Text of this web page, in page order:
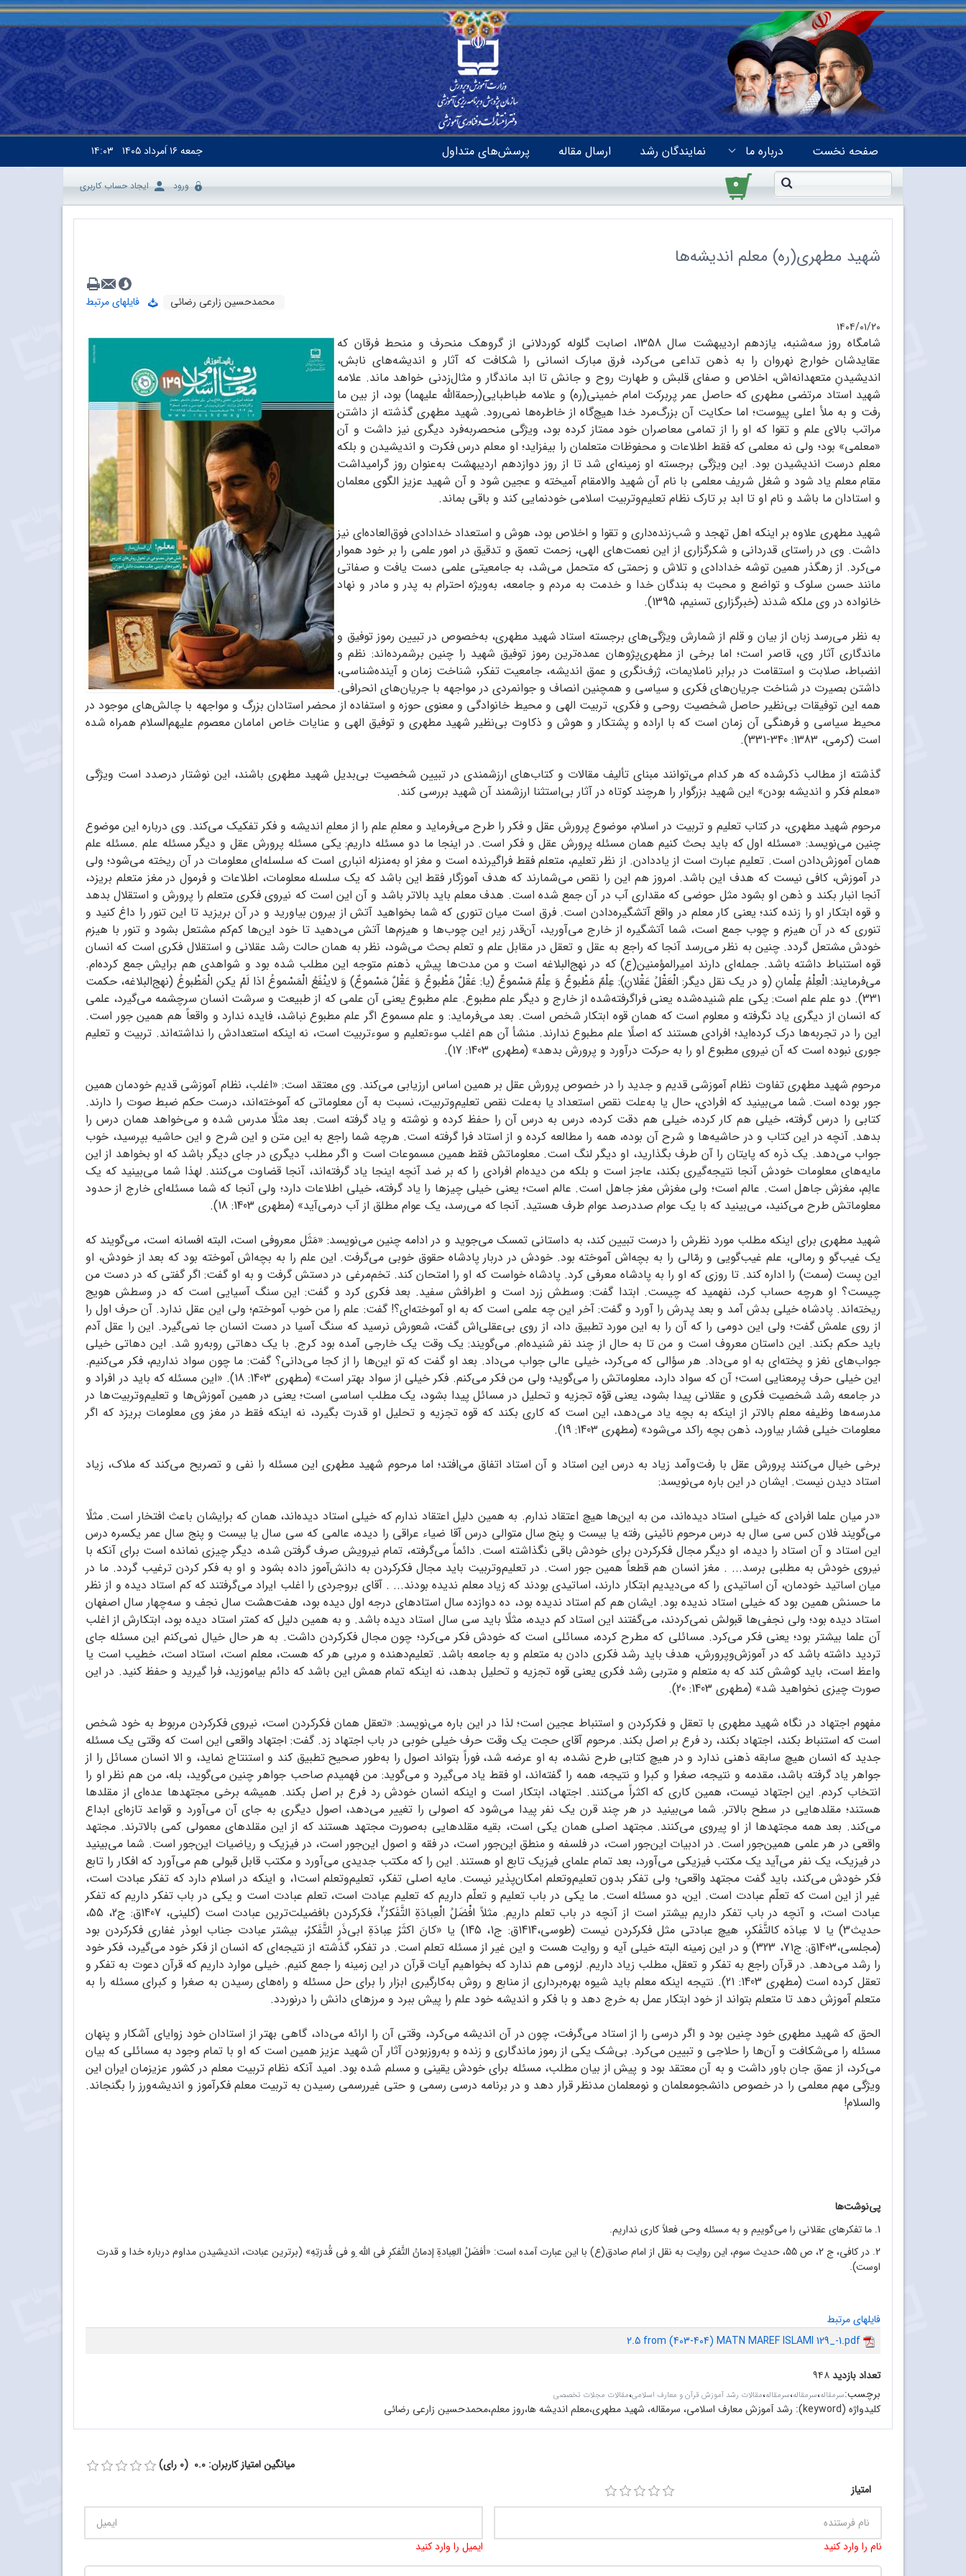
صفحه نخست درباره ما نمایندگان رشد ارسال مقاله پرسش‌های متداول جمعه۱۶ اَمرداد ۱۴۰۵ ۱۴:۰۳
۰ ورود ایجاد حساب کاربری
شهید مطهری(ره) معلم اندیشه‌ها
محمدحسین زارعی رضائی
فایلهای مرتبط
۱۴۰۴/۰۱/۲۰
شامگاه روز سه‌شنبه، یازدهم اردیبهشت سال 1358، اصابت گلوله کوردلانی از گروهک منحرف و منحط فرقان که
عقایدشان خوارج نهروان را به ذهن تداعی می‌کرد، فرق مبارک انسانی را شکافت که آثار و اندیشه‌های نابش،
اندیشیدنِ متعهدانه‌اش، اخلاص و صفای قلبش و طهارت روح و جانش تا ابد ماندگار و مثال‌زدنی خواهد ماند. علامه
شهید استاد مرتضی مطهری که حاصل عمر پربرکت امام خمینی(ره) و علامه طباطبایی(رحمة‌الله علیهما) بود، از بین ما
رفت و به ملأ اعلی پیوست؛ اما حکایت آن بزرگ‌مرد خدا هیچ‌گاه از خاطره‌ها نمی‌رود. شهید مطهری گذشته از داشتن
مراتب بالای علم و تقوا که او را از تمامی معاصران خود ممتاز کرده بود، ویژگی منحصربه‌فرد دیگری نیز داشت و آن
«معلمی» بود؛ ولی نه معلمی که فقط اطلاعات و محفوظات متعلمان را بیفزاید؛ او معلم درس فکرت و اندیشیدن و بلکه
معلم درست اندیشیدن بود. این ویژگی برجسته او زمینه‌ای شد تا از روز دوازدهم اردیبهشت به‌عنوان روز گرامیداشت
مقام معلم یاد شود و ‌شغل شریف معلمی با نام آن شهید والامقام آمیخته و عجین شود و آن شهید عزیز الگوی معلمان
و استادان ما باشد و نام او تا ابد بر تارک نظام تعلیم‌وتربیت اسلامی خودنمایی کند و باقی بماند.
شهید مطهری علاوه بر اینکه اهل تهجد و شب‌زنده‌داری و تقوا و اخلاص بود، هوش و استعداد خدادادی فوق‌العاده‌ای نیز
داشت. وی در راستای قدردانی و شکرگزاری از این نعمت‌های الهی، زحمت تعمق و تدقیق در امور علمی را بر خود هموار
می‌کرد. از رهگذر همین توشه خدادادی و تلاش و زحمتی که متحمل می‌شد، به جامعیتی علمی دست یافت و صفاتی
مانند حسن سلوک و تواضع و محبت به بندگان خدا و خدمت به مردم و جامعه، به‌ویژه احترام به پدر و مادر و نهاد
خانواده در وی ملکه شدند (خبرگزاری تسنیم، 1395).
به نظر می‌رسد زبان از بیان و قلم از شمارش ویژگی‌های برجسته استاد شهید مطهری، به‌خصوص در تبیین رموز توفیق و
ماندگاری آثار وی، قاصر است؛ اما برخی از مطهری‌پژوهان عمده‌ترین رموز توفیق شهید را چنین برشمرده‌اند: نظم و
انضباط، صلابت و استقامت در برابر ناملایمات، ژرف‌نگری و عمق اندیشه، جامعیت تفکر، شناخت زمان و آینده‌شناسی،
داشتن بصیرت در شناخت جریان‌های فکری و سیاسی و همچنین انصاف و جوانمردی در مواجهه با جریان‌های انحرافی.
همه این توفیقات بی‌نظیر حاصل شخصیت روحی و فکری، تربیت الهی و محیط خانوادگی و معنوی حوزه و استفاده از محضر استادان بزرگ و مواجهه با چالش‌های موجود در
محیط سیاسی و فرهنگی آن زمان است که با اراده و پشتکار و هوش و ذکاوت بی‌نظیر شهید مطهری و توفیق الهی و عنایات خاص امامان معصوم علیهم‌السلام همراه شده
است (کرمی، 1383: 340-331).
گذشته از مطالب ذکرشده که هر کدام می‌توانند مبنای تألیف مقالات و کتاب‌های ارزشمندی در تبیین شخصیت بی‌بدیل شهید مطهری باشند، این نوشتار درصدد است ویژگی
«معلم فکر و اندیشه بودن» این شهید بزرگوار را هرچند کوتاه در آثار بی‌استثنا ارزشمند آن شهید بررسی کند.
مرحوم شهید مطهری، در کتاب تعلیم و تربیت در اسلام، موضوع پرورش عقل و فکر را طرح می‌فرماید و معلمِ علم را از معلمِ اندیشه و فکر تفکیک می‌کند. وی درباره این موضوع
چنین می‌نویسد: «مسئله‌ اول که باید بحث کنیم همان مسئله‌ پرورش عقل و فکر است. در اینجا ما دو مسئله‌ داریم: یکی مسئله‌ پرورش عقل و دیگر مسئله‌ علم .مسئله علم
همان آموزش‌دادن است. تعلیم عبارت است از یاددادن. از نظر تعلیم، متعلم فقط فراگیرنده است و مغز او به‌منزله انباری است که سلسله‌ای معلومات در آن ریخته می‌شود؛ ولی
در آموزش، کافی نیست که هدف این باشد. امروز هم این را نقص می‌شمارند که هدف آموزگار فقط این باشد که یک سلسله معلومات، اطلاعات و فرمول در مغز متعلم بریزد،
آنجا انبار بکند و ذهن او بشود مثل حوضی که مقداری آب در آن جمع شده است. هدف معلم باید بالاتر باشد و آن این است که نیروی فکری متعلم را پرورش و استقلال بدهد
و قوه ابتکار او را زنده کند؛ یعنی کار معلم در واقع آتشگیره‌دادن است. فرق است میان تنوری که شما بخواهید آتش از بیرون بیاورید و در آن بریزید تا این تنور را داغ کنید و
تنوری که در آن هیزم و چوب جمع است، شما آتشگیره از خارج می‌آورید، آن‌قدر زیر این چوب‌ها و هیزم‌ها آتش می‌دهید تا خود این‌ها کم‌کم مشتعل بشود و تنور با هیزم
خودش مشتعل گردد. چنین به نظر می‌رسد آنجا که راجع به عقل و تعقل در مقابل علم و تعلم بحث می‌شود، نظر به همان حالت رشد عقلانی و استقلال فکری است که انسان
قوه استنباط داشته باشد.‌ جمله‌ای دارند امیرالمؤمنین(ع) که در نهج‌البلاغه است و من مدت‌ها پیش، ذهنم متوجه این مطلب شده بود و شواهدی هم برایش جمع کرده‌ام.
می‌فرمایند: الْعِلْمُ عِلْمانِ (و در یک نقل دیگر: الْعَقْلُ عَقْلانِ): عِلْمٌ مَطْبوعٌ وَ عِلْمٌ مَسْموعٌ (یا: عَقْلٌ مَطْبوعٌ وَ عَقْلٌ مَسْموعٌ) وَ لاینْفَعُ الْمَسْموعُ اذا لَمْ یکنِ الْمَطْبوعُ (نهج‌البلاغه، حکمت
331). دو علم علم است: یکی علم شنیده‌شده یعنی فراگرفته‌شده از خارج و دیگر علم مطبوع. علم مطبوع یعنی آن علمی که از طبیعت و سرشت انسان سرچشمه می‌گیرد، علمی
که انسان از دیگری یاد نگرفته و معلوم است که همان قوه ابتکار شخص است. بعد می‌فرماید: و علم مسموع اگر علم مطبوع نباشد، فایده ندارد و واقعاً هم همین جور است.
این را در تجربه‌ها درک کرده‌اید؛ افرادی هستند که اصلًا علم مطبوع ندارند. منشأ آن هم اغلب سوء‌تعلیم و سوء‌تربیت است، نه اینکه استعدادش را نداشته‌اند. تربیت و تعلیم
جوری نبوده است که آن نیروی مطبوع او را به حرکت درآورد و پرورش بدهد» (مطهری 1403: 17).
مرحوم شهید مطهری تفاوت نظام آموزشی قدیم و جدید را در خصوص پرورش عقل بر همین اساس ارزیابی می‌کند.‌ وی معتقد است: «اغلب، نظام آموزشی قدیم خودمان همین
جور بوده است. شما می‌بینید که افرادی، حال یا به‌علت نقص استعداد یا به‌علت نقص تعلیم‌وتربیت، نسبت به آن‌ معلوماتی که آموخته‌اند، درست حکم ضبط صوت را دارند.
کتابی را درس گرفته، خیلی هم کار کرده، خیلی هم دقت کرده، درس به درس آن را حفظ کرده و نوشته و یاد گرفته است. بعد مثلًا مدرس شده و می‌خواهد همان درس را
بدهد. آنچه در این کتاب و در حاشیه‌ها و شرح آن بوده، همه را مطالعه کرده و از استاد فرا گرفته است. هرچه شما راجع به این متن و این شرح و این حاشیه بپرسید، خوب
جواب می‌دهد. یک ذره که پایتان را آن طرف بگذارید، او دیگر لنگ است. معلوماتش فقط همین مسموعات است و اگر مطلب دیگری در جای دیگر باشد که او بخواهد از این
مایه‌های معلومات خودش آنجا نتیجه‌گیری بکند، عاجز است و بلکه من دیده‌ام افرادی را که بر ضد آنچه اینجا یاد گرفته‌اند، آنجا قضاوت می‌کنند. لهذا شما می‌بینید که یک
عالِم، مغزش جاهل است. عالم است؛ ولی مغزش مغز جاهل است. عالم است؛ یعنی خیلی چیزها را یاد گرفته، خیلی اطلاعات دارد؛ ولی آنجا که شما مسئله‌ای خارج از حدود
معلوماتش طرح می‌کنید، می‌بینید که با یک عوام صددرصد عوام طرف هستید. آنجا که می‌رسد، یک عوام مطلق از آب درمی‌آید» (مطهری 1403: 18).
شهید مطهری برای اینکه مطلب مورد نظرش را درست تبیین کند، به داستانی تمسک می‌‌جوید و در ادامه چنین می‌نویسد: «مَثَل معروفی است، البته افسانه است، می‌گویند که
یک غیب‌گو و رمالی، علم غیب‌گویی و رمّالی را به بچه‌اش آموخته بود. خودش در دربار پادشاه حقوق خوبی می‌گرفت. این علم را به بچه‌اش آموخته بود که بعد از خودش، او
این پست (سمت) را اداره کند. تا روزی که او را به پادشاه معرفی کرد. پادشاه خواست که او را امتحان کند. تخم‌مرغی در دستش گرفت و به او گفت: اگر گفتی که در دست من
چیست؟ او هرچه حساب کرد، نفهمید که چیست. ابتدا گفت: وسطش زرد است و اطرافش سفید. بعد فکری کرد و گفت: این سنگ آسیایی است که در وسطش هویج
ریخته‌اند. پادشاه خیلی بدش آمد و بعد پدرش را آورد و گفت: آخر این چه علمی است که به او آموخته‌ای؟! گفت: علم را من خوب آموختم؛ ولی این عقل ندارد. آن حرف اول را
از روی علمش گفت؛ ولی این دومی را که آن را به این مورد تطبیق داد، از روی بی‌عقلی‌اش گفت، شعورش نرسید که سنگ آسیا در دست انسان جا نمی‌گیرد. این را عقل آدم
باید حکم بکند. این داستان معروف است و من تا به حال از چند نفر شنیده‌ام. می‌گویند: یک وقت یک خارجی آمده بود کرج. با یک دهاتی روبه‌رو شد. این دهاتی خیلی
جواب‌های نغز و پخته‌ای به او می‌داد. هر سؤالی که می‌کرد، خیلی عالی جواب می‌داد. بعد او گفت که تو این‌ها را از کجا می‌دانی؟ گفت: ما چون سواد نداریم، فکر می‌کنیم.
این خیلی حرف پرمعنایی است؛ آن که سواد دارد، معلوماتش را می‌گوید؛ ولی من فکر می‌کنم. فکر خیلی از سواد بهتر است» (مطهری 1403: 18). «این مسئله‌ که باید در افراد و
در جامعه رشد شخصیت فکری و عقلانی پیدا بشود، یعنی قوّه تجزیه و تحلیل در مسائل پیدا بشود، یک مطلب اساسی است؛ یعنی در همین آموزش‌ها و تعلیم‌وتربیت‌ها در
مدرسه‌ها وظیفه معلم بالاتر از اینکه به بچه یاد می‌دهد، این است که کاری بکند که قوه تجزیه و تحلیل او قدرت بگیرد، نه اینکه فقط در مغز وی معلومات بریزد که اگر
معلومات خیلی فشار بیاورد، ذهن بچه راکد می‌شود» (مطهری 1403: 19).
برخی خیال می‌کنند پرورش عقل با رفت‌و‌آمد زیاد به درس این استاد و آن استاد اتفاق می‌افتد؛ اما مرحوم شهید مطهری این مسئله را نفی و تصریح می‌کند که ملاک، زیاد
استاد دیدن نیست‌. ایشان در این باره می‌نویسد:
«در میان علما افرادی که خیلی استاد دیده‌اند، من به این‌ها هیچ اعتقاد ندارم. به همین دلیل اعتقاد ندارم که خیلی استاد دیده‌اند، همان که برایشان باعث افتخار است. مثلًا
می‌گویند فلان کس سی سال به درس مرحوم نائینی رفته یا بیست و پنج سال متوالی درس آقا ضیاء عراقی را دیده، عالمی که سی سال یا بیست و پنج سال عمر یکسره درس
این استاد و آن استاد را دیده، او دیگر مجال فکرکردن برای خودش باقی نگذاشته است. دائماً می‌گرفته، تمام نیرویش صرف گرفتن شده، دیگر چیزی نمانده است برای آنکه با
نیروی خودش به مطلبی برسد... . مغز انسان هم قطعاً همین جور است. در تعلیم‌و‌تربیت باید مجال فکرکردن به دانش‌آموز داده بشود و او به فکر کردن ترغیب گردد. ما در
میان اساتید خودمان، آن اساتیدی را که می‌دیدیم ابتکار دارند، اساتیدی بودند که زیاد معلم ندیده بودند... . آقای بروجردی را اغلب ایراد می‌گرفتند که کم استاد دیده و از نظر
ما حسنش همین بود که خیلی استاد ندیده بود. ایشان هم کم استاد ندیده بود، د‌ه ‌دوازده سال استادهای درجه اول دیده بود، هفت‌هشت سال نجف و سه‌چهار سال اصفهان
استاد دیده بود؛ ولی نجفی‌ها قبولش نمی‌کردند، می‌گفتند این استاد کم دیده، مثلًا باید سی سال استاد دیده باشد. و به همین دلیل که کمتر استاد دیده بود، ابتکارش از اغلب
آن علما بیشتر بود؛ یعنی فکر می‌کرد. مسائلی که مطرح کرده، مسائلی است که خودش فکر می‌کرد؛ چون مجال فکرکردن داشت. به هر حال خیال نمی‌کنم این مسئله‌ جای
تردید داشته باشد که در آموزش‌وپرورش، هدف باید رشد فکری دادن به متعلم و به جامعه باشد. تعلیم‌دهنده و مربی هر که هست، معلم است، استاد است، خطیب است یا
واعظ است، باید کوشش کند که به متعلم و متربی‌ رشد فکری یعنی قوه تجزیه و تحلیل بدهد، نه اینکه تمام همش این باشد که دائم بیاموزید، فرا گیرید و حفظ کنید. در این
صورت چیزی نخواهید شد» (مطهری 1403: 20).
مفهوم اجتهاد در نگاه شهید مطهری با تعقل و فکرکردن و استنباط عجین است؛ لذا در این باره می‌نویسد: «تعقل همان فکرکردن است، نیروی فکرکردن مربوط به خود شخص
است که‌ استنباط بکند، اجتهاد بکند، رد فرع بر اصل بکند. مرحوم آقای حجت یک وقت حرف خیلی خوبی در باب اجتهاد زد. گفت: اجتهاد واقعی این است که وقتی یک مسئله
‌جدید که انسان هیچ سابقه ذهنی ندارد و در هیچ کتابی طرح نشده، به او عرضه شد، فوراً بتواند اصول را به‌طور صحیح تطبیق کند و استنتاج نماید، و الا انسان مسائل را از
جواهر یاد گرفته باشد، مقدمه و نتیجه، صغرا‌ و کبرا‌ و نتیجه، همه را گفته‌اند، او فقط یاد می‌گیرد و می‌گوید: من فهمیدم صاحب جواهر چنین می‌گوید، بله، من هم نظر او را
انتخاب کردم. این اجتهاد نیست، همین کاری که اکثراً می‌کنند. اجتهاد، ابتکار است و اینکه انسان خودش رد فرع بر اصل بکند. همیشه برخی مجتهدها عده‌ای از مقلدها
هستند؛ مقلدهایی در سطح بالاتر. شما می‌بینید در هر چند قرن یک نفر پیدا می‌شود که اصولی را تغییر می‌دهد، اصول دیگری به جای آن می‌آورد و قواعد تازه‌ای ابداع
می‌کند. بعد همه مجتهدها از او پیروی می‌کنند. مجتهد اصلی همان یکی است، بقیه مقلدهایی به‌صورت مجتهد هستند که از این مقلدهای معمولی کمی بالاترند. مجتهد
واقعی در هر علمی همین‌جور است. در ادبیات این‌جور است، در فلسفه و منطق این‌جور است، در فقه و اصول این‌جور است، در فیزیک و ریاضیات این‌جور است. شما می‌بینید
در فیزیک، یک نفر می‌آید یک مکتب فیزیکی می‌آورد، بعد تمام علمای فیزیک تابع او هستند. این را که مکتب جدیدی می‌آورد و مکتب قابل قبولی هم می‌آورد که افکار را تابع
فکر خودش می‌کند، باید گفت مجتهد واقعی؛ ولی تفکر بدون تعلیم‌وتعلم امکان‌پذیر نیست. مایه اصلی تفکر، تعلیم‌وتعلم است‌1، و اینکه در اسلام دارد که تفکر عبادت است،
غیر از این است که تعلّم عبادت است. این، دو مسئله‌ است. ما یکی در باب تعلیم و تعلّم داریم که تعلیم عبادت است، تعلم عبادت است و یکی در باب تفکر داریم که تفکر
عبادت است، و آنچه در باب تفکر داریم بیشتر است از آنچه در باب تعلم داریم. مثلاً افْضَلُ الْعِبادَةِ التَّفَکرُ2
، فکرکردن بافضیلت‌ترین عبادت است (کلینی، 1407ق: ج2، 55،
حدیث3) یا لا عِبادَه کالتَّفَکرِ، هیچ عبادتی مثل فکرکردن نیست (طوسی،1414ق: ج1، 145) یا «کانَ اکثَرُ عِبادَةِ ابی‌ذَرٍ التَّفَکرُ، بیشتر عبادت جناب ابوذر غفاری فکرکردن بود
(مجلسی،1403ق: ج71، 323) و در این زمینه البته خیلی آیه و روایت‌ هست و این غیر از مسئله‌ تعلم است. در تفکر، گذشته از نتیجه‌ای که انسان از فکر خود می‌گیرد، فکر خود
را رشد می‌دهد. در قرآن راجع به تفکر و تعقل، مطلب زیاد داریم. لزومی هم ندارد که بخواهیم آیات قرآن در این زمینه را جمع کنیم. خیلی موارد داریم که قرآن دعوت به تفکر و
تعقل کرده است (مطهری 1403: 21). نتیجه اینکه معلم باید شیوه بهره‌برداری از منابع و روش به‌کارگیری ابزار را برای حل مسئله و راه‌های رسیدن به صغرا و کبرای مسئله را به
متعلم آموزش دهد تا متعلم بتواند از خود ابتکار عمل به خرج دهد و با فکر و اندیشه خود علم را پیش ببرد و مرزهای دانش را درنوردد.
الحق که شهید مطهری خود چنین بود و اگر درسی را از استاد می‌گرفت، چون در آن اندیشه می‌کرد، وقتی آن را ارائه می‌داد، گاهی بهتر از استادان خود زوایای آشکار و پنهان
مسئله را می‌شکافت و آن‌ها را حلاجی و تبیین می‌کرد. بی‌شک یکی از رموز ماندگاری و زنده و به‌روزبودن آثار آن شهید عزیز همین است که او با تمام وجود به مسائلی که بیان
می‌کرد، از عمق جان باور داشت و به آن معتقد بود و پیش از بیان مطلب، مسئله برای خودش یقینی و مسلم شده بود. امید آنکه نظام تربیت معلم در کشور عزیزمان ایران این
ویژگی مهم معلمی را در خصوص دانشجومعلمان و نومعلمان مدنظر قرار دهد و در برنامه درسی رسمی و حتی غیررسمی رسیدن به تربیت معلم فکرآموز و اندیشه‌ورز را بگنجاند.
والسلام!
پی‌نوشت‌ها
1. ما تفکرهای عقلانی را می‌گوییم و به مسئله وحی فعلاً کاری نداریم.
2. در کافی، ج 2، ص 55، حدیث سوم، این روایت به نقل از امام صادق(ع) با این عبارت آمده است: «أفضَلُ العِبادةِ إدمانُ التَّفکرِ فی الله ِو فی قُدرَتِهِ» (برترین عبادت، اندیشیدن مداوم درباره خدا و قدرت
اوست).
فایلهای مرتبط
2.5 from (403-404) MATN MAREF ISLAMI 129_-1.pdf
تعداد بازدید۹۴۸
برچسب:سرمقاله‌،سرمقاله،سرمقاله،مقالات رشد آموزش قرآن و معارف اسلامی،مقالات مجلات تخصصی
کلیدواژه (keyword): رشد آموزش معارف اسلامی، سرمقاله، شهید مطهری،معلم اندیشه ها،روز معلم،محمدحسین زارعی رضائی
میانگین امتیاز کاربران: 0.0 (0 رای)
امتیاز
نام را وارد کنید ایمیل را وارد کنید